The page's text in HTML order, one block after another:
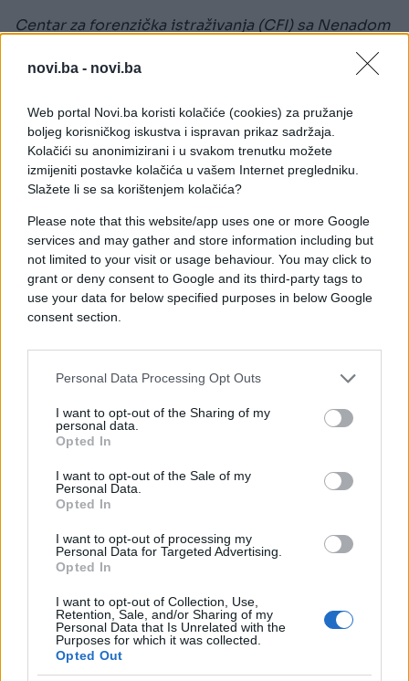
novi.ba - novi.ba
Web portal Novi.ba koristi kolačiće (cookies) za pružanje
boljeg korisničkog iskustva i ispravan prikaz sadržaja.
Kolačići su anonimizirani i u svakom trenutku možete
izmijeniti postavke kolačića u vašem Internet pregledniku.
Slažete li se sa korištenjem kolačića?
Please note that this website/app uses one or more Google
services and may gather and store information including but
not limited to your visit or usage behaviour. You may click to
grant or deny consent to Google and its third-party tags to
use your data for below specified purposes in below Google
consent section.
Personal Data Processing Opt Outs
I want to opt-out of the Sharing of my
personal data.
Opted In
I want to opt-out of the Sale of my
Personal Data.
Opted In
I want to opt-out of processing my
Personal Data for Targeted Advertising.
Opted In
I want to opt-out of Collection, Use,
Retention, Sale, and/or Sharing of my
Personal Data that Is Unrelated with the
Purposes for which it was collected.
Opted Out
Centar za forenzička istraživanja (CFI) sa Nenadom
Beogradu zahtev da ispitaju sedam ključnih dokaza
Marjanović.
Kako se saznajem, jedan od zahtijeva CFI je da se
sasluša I.A, vlasnik kombija kog je dan prije
nestanka i u noći nestanka Jelenin prijatelj vidio u
dvorištu porodične kuće Zorana Marjanovića (39) u
Borči, kao i na nasipu u Crvenki, nedaleko od kanala
u kojem je 3. aprila 2016. pronađeno tijelo
pjevačice.
Prema nezvaničnim informacijama sumnja se da je
Jelena ubijena, pa je tim vozilom tijelo prevezeno
Nađena u vodi
- Identitet vlasnika kombija već je poznat
tužilaštvu. Neophodno je da se on ispita jaji bi se
utvrdilo gde se nalazilo njegovo vozilo od 1.
aprila 2016. od 17.30 do 3. aprila do 13.30, da li ga
je nekom pozajmio, kome i zašto -
stoji u
obrazloženju zahteva CFI, koga je angažovala
porodica Krsmanović.
Kako se dodaje, ukoliko kombi nije uništen, trebalo
bi ga detaljno pregledati kako bi se utvrdilo da li u
njemu ima pojedinih tragova koji se mogu dovesti